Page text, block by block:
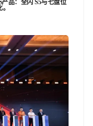
品：全闪 S5与七盘位